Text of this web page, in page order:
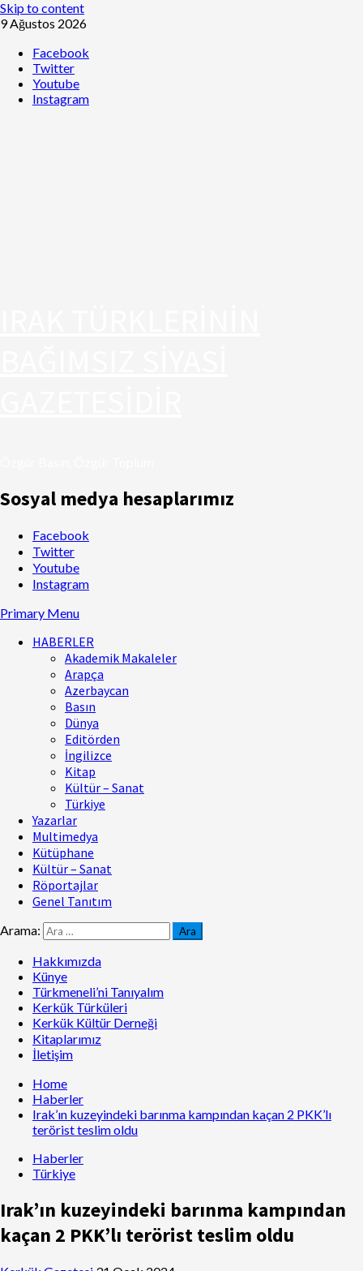
Skip to content
9 Ağustos 2026
Facebook
Twitter
Youtube
Instagram
Sosyal medya hesaplarımız
Facebook
Twitter
Youtube
Instagram
Primary Menu
HABERLER
Akademik Makaleler
Arapça
Azerbaycan
Basın
Dünya
Editörden
İngilizce
Kitap
Kültür – Sanat
Türkiye
Yazarlar
Multimedya
Kütüphane
Kültür – Sanat
Röportajlar
Genel Tanıtım
Arama:
Hakkımızda
Künye
Türkmeneli’ni Tanıyalım
Kerkük Türküleri
Kerkük Kültür Derneği
Kitaplarımız
İletişim
Home
Haberler
Irak’ın kuzeyindeki barınma kampından kaçan 2 PKK’lı
terörist teslim oldu
Haberler
Türkiye
Irak’ın kuzeyindeki barınma kampından
kaçan 2 PKK’lı terörist teslim oldu